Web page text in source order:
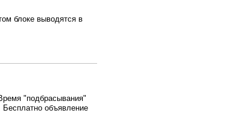
блоке выводятся в
"подбрасывания"
Бесплатно объявление